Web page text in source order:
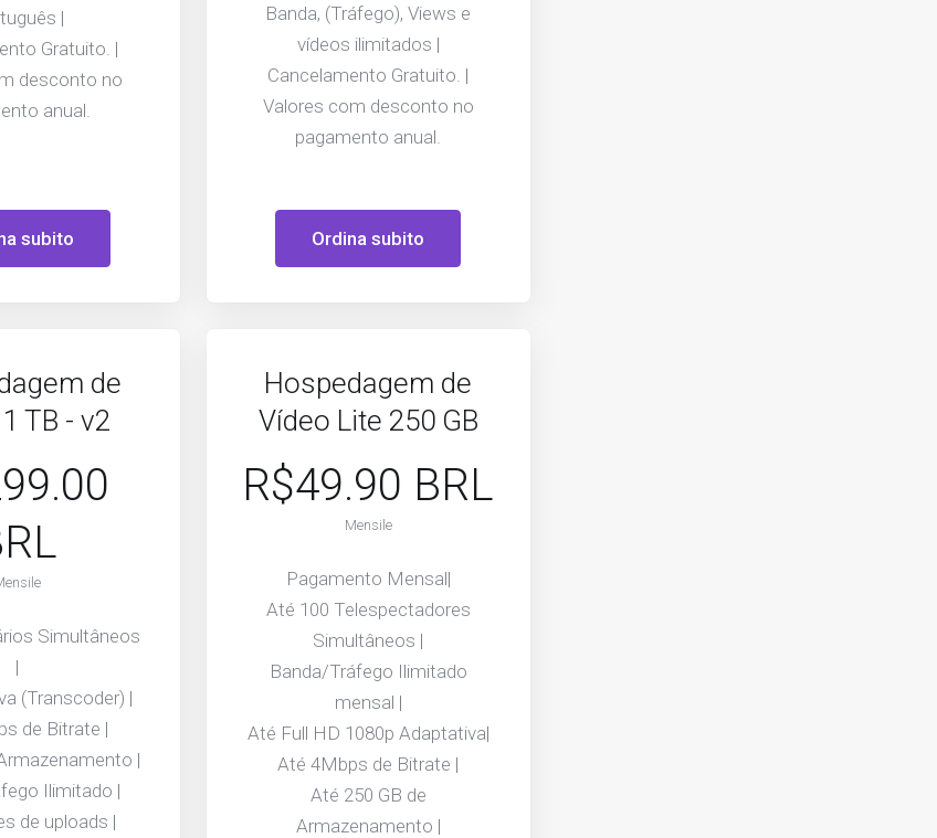
|
Gratuito. |
desconto no
anual.
subito
Banda, (Tráfego), Views e
vídeos ilimitados |
Cancelamento Gratuito. |
Valores com desconto no
pagamento anual.
Ordina subito
de
TB - v2
Simultâneos
|
(Transcoder) |
de Bitrate |
|
Ilimitado |
de uploads |
Hospedagem de
Vídeo Lite 250 GB
R$49.90 BRL
Mensile
Pagamento Mensal|
Até 100 Telespectadores
Simultâneos |
Banda/Tráfego Ilimitado
mensal |
Até Full HD 1080p Adaptativa|
Até 4Mbps de Bitrate |
Até 250 GB de
Armazenamento |